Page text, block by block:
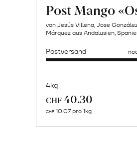
Post Mango
von Jesús Villena, Jose
Márquez aus Andalusien,
Postversand
4kg
CHF 40.30
CHF 10.07 pro 1kg